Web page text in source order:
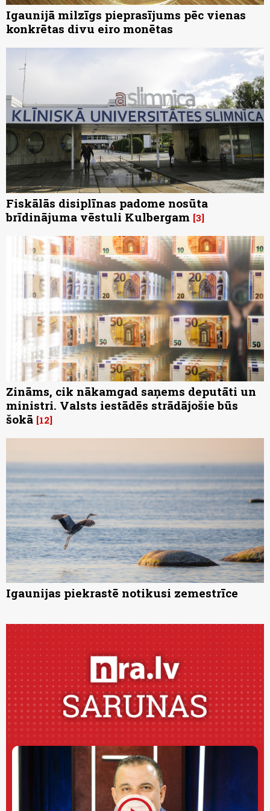
Igaunijā milzīgs pieprasījums pēc vienas
konkrētas divu eiro monētas
Fiskālās disiplīnas padome nosūta
brīdinājuma vēstuli Kulbergam 3
Zināms, cik nākamgad saņems deputāti un
ministri. Valsts iestādēs strādājošie būs
šokā 12
Igaunijas piekrastē notikusi zemestrīce